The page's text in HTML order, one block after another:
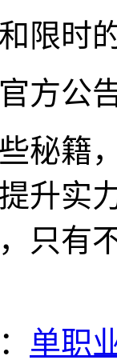
限时
方公
秘籍
升实
只有
单职